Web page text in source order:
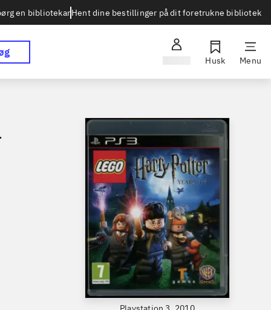
en bibliotekarHent dine bestillinger på dit foretrukne bibliotek
Husk Menu